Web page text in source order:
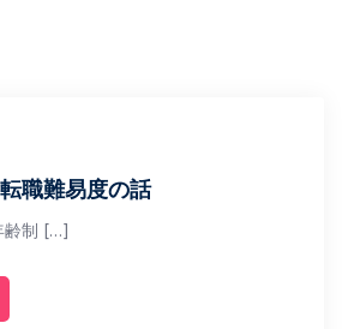
職難易度の話
齢制 […]